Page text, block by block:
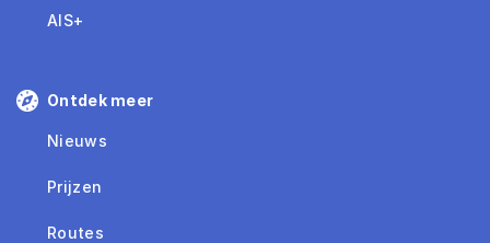
AIS+
Ontdek meer
Nieuws
Prijzen
Routes